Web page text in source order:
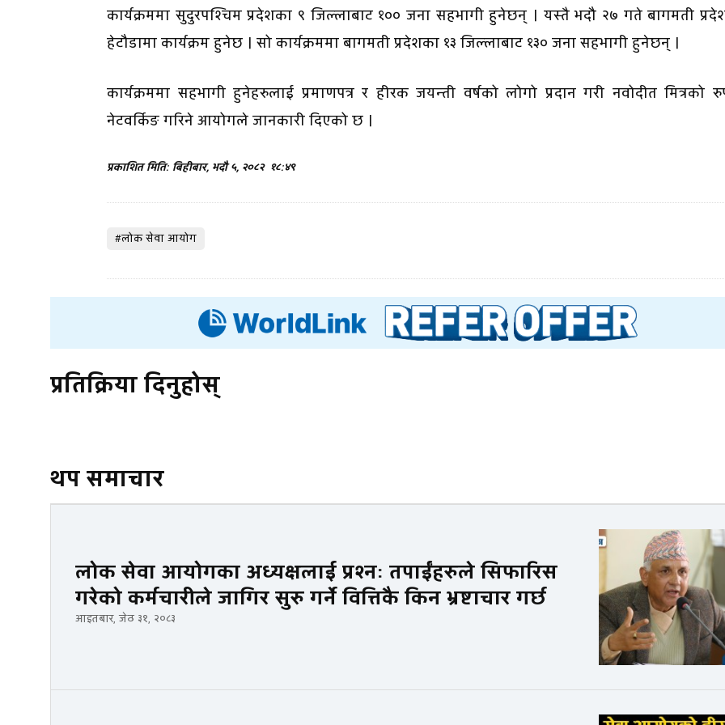
कार्यक्रममा सुदुरपश्चिम प्रदेशका ९ जिल्लाबाट १०० जना सहभागी हुनेछन् । यस्तै भदौ २७ गते बागमती
हेटौडामा कार्यक्रम हुनेछ । सो कार्यक्रममा बागमती प्रदेशका १३ जिल्लाबाट १३० जना सहभागी हुनेछन् ।
कार्यक्रममा सहभागी हुनेहरुलाई प्रमाणपत्र र हीरक जयन्ती वर्षको लोगो प्रदान गरी नवोदीत मित्रको
नेटवर्किङ गरिने आयोगले जानकारी दिएको छ ।
प्रकाशित मिति: बिहीबार, भदौ ५, २०८२ १८:४९
#लोक सेवा आयोग
प्रतिक्रिया दिनुहोस्
थप समाचार
लोक सेवा आयोगका अध्यक्षलाई प्रश्नः तपाईंहरुले सिफारिस
गरेको कर्मचारीले जागिर सुरु गर्ने वित्तिकै किन भ्रष्टाचार गर्छ
आइतबार, जेठ ३१, २०८३